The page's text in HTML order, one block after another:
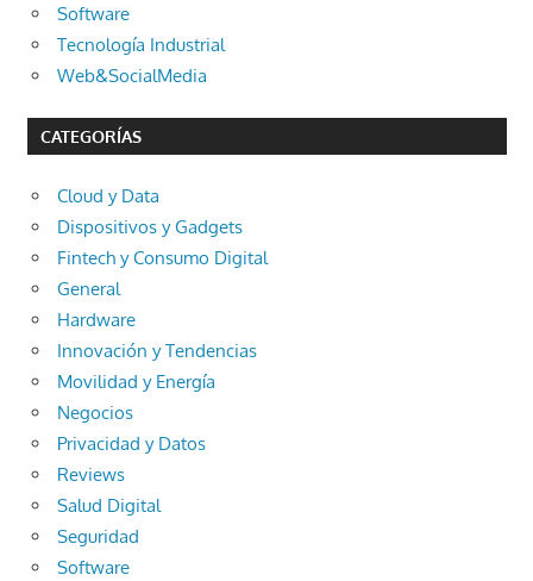
Software
Tecnología Industrial
Web&SocialMedia
CATEGORÍAS
Cloud y Data
Dispositivos y Gadgets
Fintech y Consumo Digital
General
Hardware
Innovación y Tendencias
Movilidad y Energía
Negocios
Privacidad y Datos
Reviews
Salud Digital
Seguridad
Software